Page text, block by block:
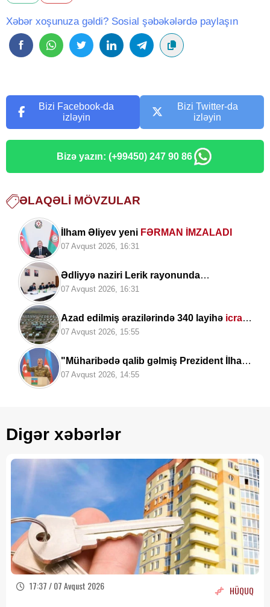
Xəbər xoşunuza gəldi? Sosial şəbəkələrdə paylaşın
Bizi Facebook-da
izləyin
Bizi Twitter-da
izləyin
Bizə yazın: (+99450) 247 90 86
ƏLAQƏLI MÖVZULAR
İlham Əliyev yeni FƏRMAN İMZALADI
07 Avqust 2026, 16:31
Ədliyyə naziri Lerik rayonunda
vətəndaşları qəbul edib
07 Avqust 2026, 16:31
Azad edilmiş ərazilərində 340 layihə icra
edilib
07 Avqust 2026, 15:55
"Müharibədə qalib gəlmiş Prezident İlham
Əliyev sülhü də qazandı" —
Şükürov
07 Avqust 2026, 14:55
Digər xəbərlər
17:37 / 07 Avqust 2026 HÜQUQ